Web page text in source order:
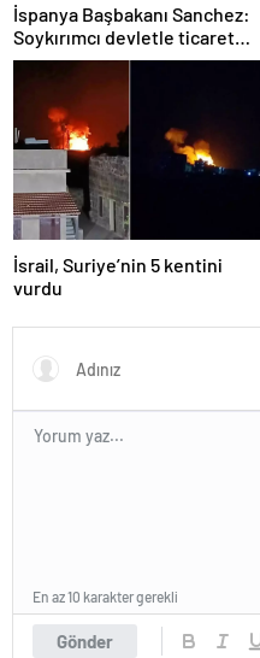
İspanya Başbakanı Sanchez:
Soykırımcı devletle ticaret
yapmayız
İsrail, Suriye’nin 5 kentini
vurdu
Gönder
En az 10 karakter gerekli